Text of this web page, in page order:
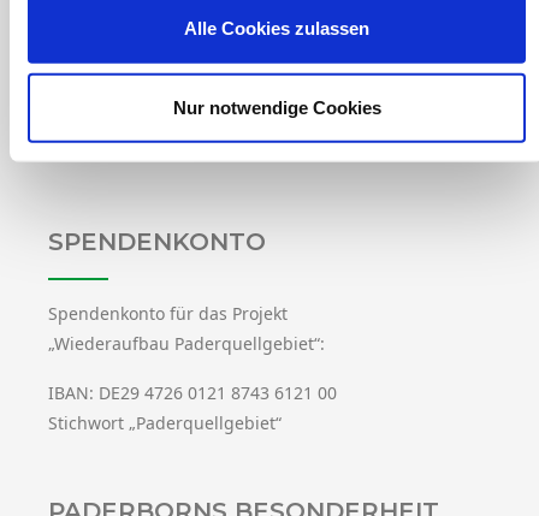
Alle Cookies zulassen
Nur notwendige Cookies
Kontakt
Impressum
Datenschutz
SPENDENKONTO
Spendenkonto für das Projekt
„Wiederaufbau Paderquellgebiet“:
IBAN: DE29 4726 0121 8743 6121 00
Stichwort „Paderquellgebiet“